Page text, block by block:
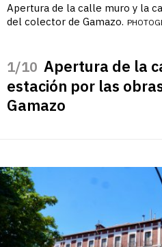
Apertura de la calle muro y la
del colector de Gamazo.
/10 Apertura de la
estación por las
Gamazo